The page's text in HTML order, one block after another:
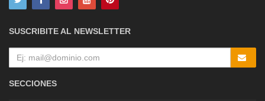
SUSCRIBITE AL NEWSLETTER
SECCIONES